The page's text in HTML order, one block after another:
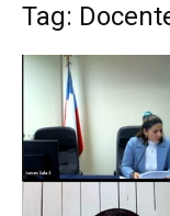
Tag: